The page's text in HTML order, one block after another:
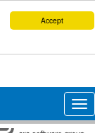
Accept